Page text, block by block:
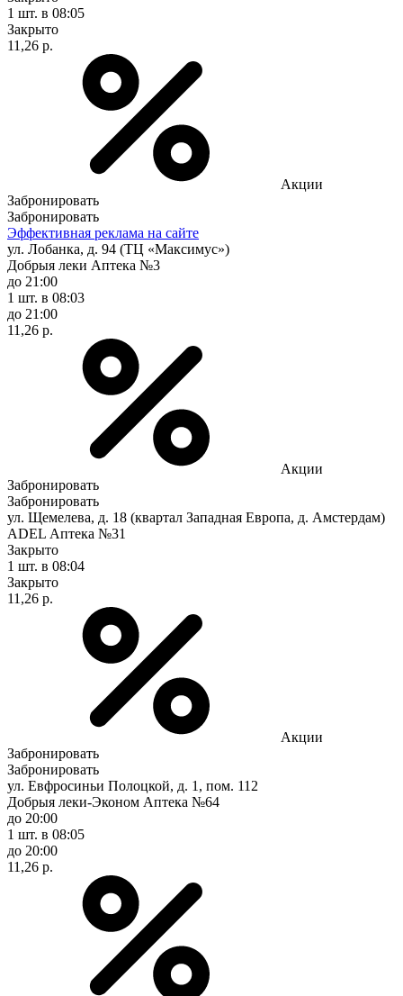
1 шт. в 08:05
Закрыто
11,26 р.
Акции
Забронировать
Забронировать
Эффективная реклама на сайте
ул. Лобанка, д. 94 (ТЦ «Максимус»)
Добрыя леки Аптека №3
до 21:00
1 шт. в 08:03
до 21:00
11,26 р.
Акции
Забронировать
Забронировать
ул. Щемелева, д. 18 (квартал Западная Европа, д. Амстердам)
ADEL Аптека №31
Закрыто
1 шт. в 08:04
Закрыто
11,26 р.
Акции
Забронировать
Забронировать
ул. Евфросиньи Полоцкой, д. 1, пом. 112
Добрыя леки-Эконом Аптека №64
до 20:00
1 шт. в 08:05
до 20:00
11,26 р.